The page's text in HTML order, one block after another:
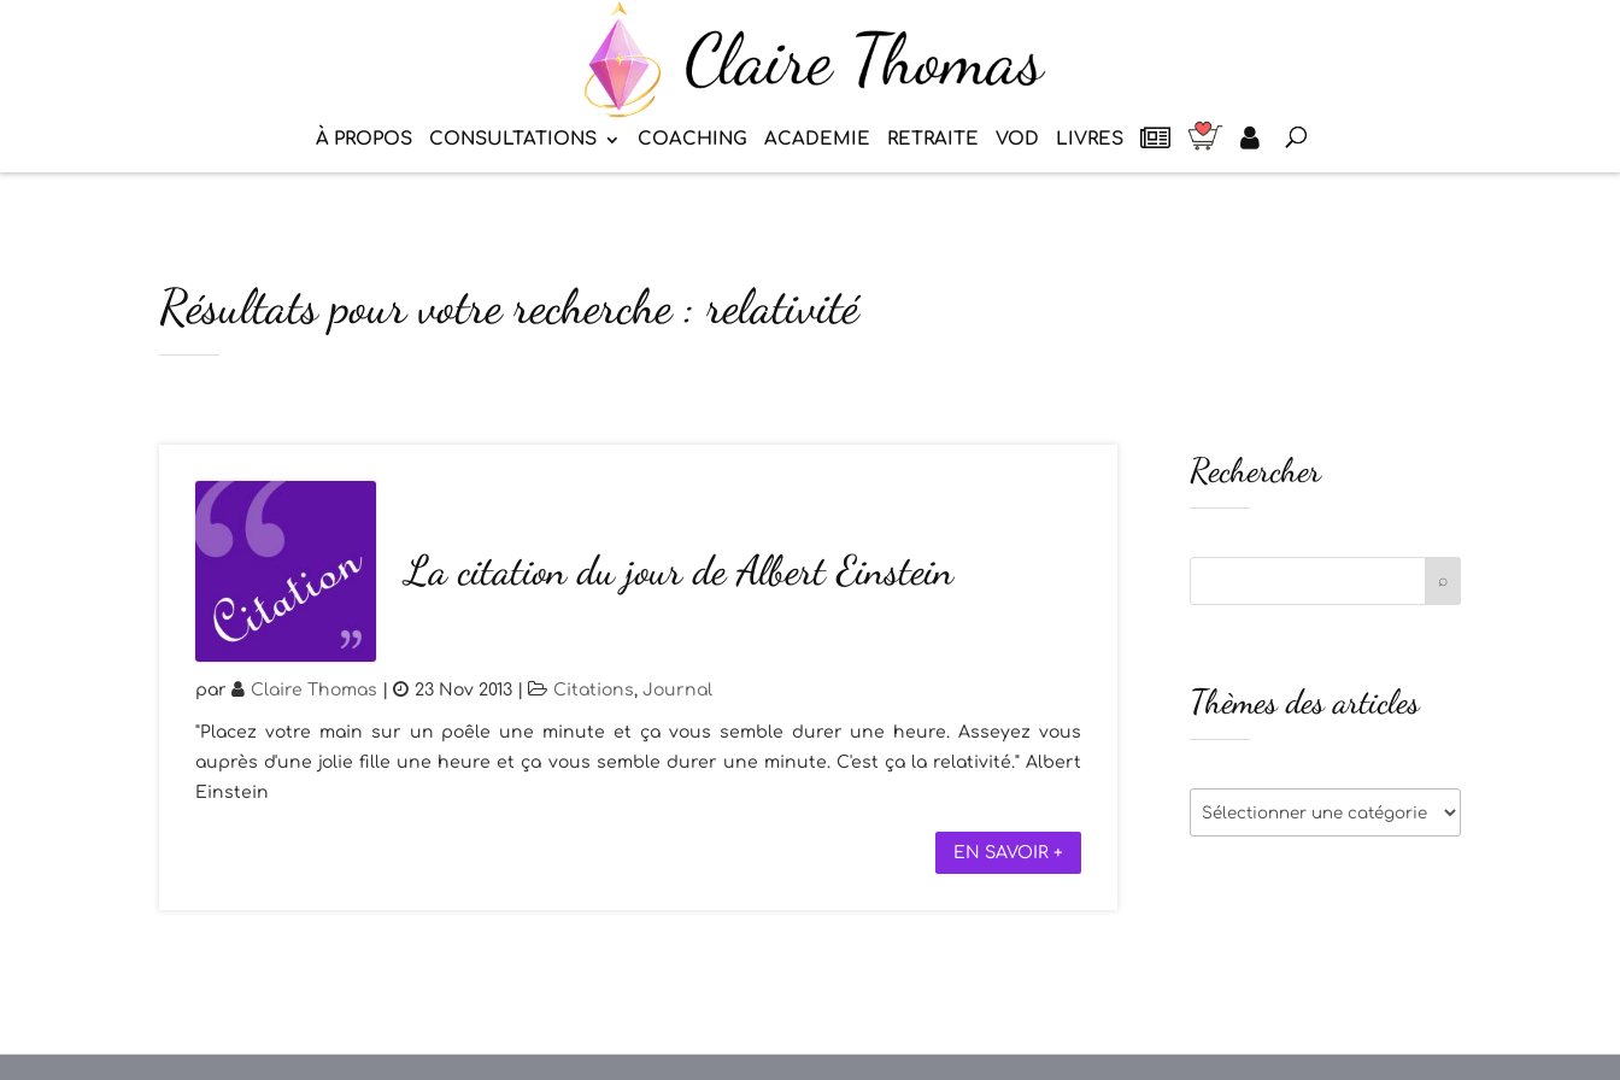
À PROPOS CONSULTATIONS COACHING ACADEMIE RETRAITE VOD LIVRES
Résultats pour votre recherche : relativité
La citation du jour de Albert Einstein
par Claire Thomas | 23 Nov 2013 | Citations, Journal
"Placez votre main sur un poêle une minute et ça vous semble durer une heure. Asseyez vous
auprès d'une jolie fille une heure et ça vous semble durer une minute. C'est ça la relativité." Albert
Einstein
EN SAVOIR +
Rechercher
Thèmes des articles
Thèmes
des